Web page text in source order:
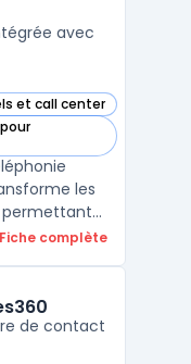
en
avec
et call center
les
permettant
téléphonie,
Fiche complète
de contact